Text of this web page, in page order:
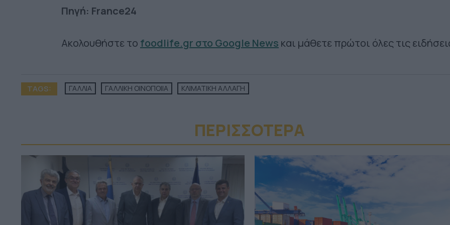
Πηγή: France24
Ακολουθήστε το foodlife.gr στο Google News και μάθετε πρώτοι όλες τις
TAGS: ΓΑΛΛΙΑ ΓΑΛΛΙΚΗ ΟΙΝΟΠΟΙΙΑ ΚΛΙΜΑΤΙΚΗ ΑΛΛΑΓΗ
ΠΕΡΙΣΣΟΤΕΡA